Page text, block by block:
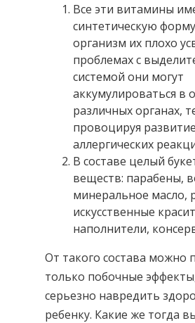
Все эти витамины
синтетическую
организм их плохо
проблемах с
системой они могут
аккумулироваться в
различных органах,
провоцируя развитие
аллергических
В составе целый
веществ: парабены,
минеральное масло,
искусственные
наполнители,
От такого состава можно
только побочные
серьезно навредить
ребенку. Какие же тогда